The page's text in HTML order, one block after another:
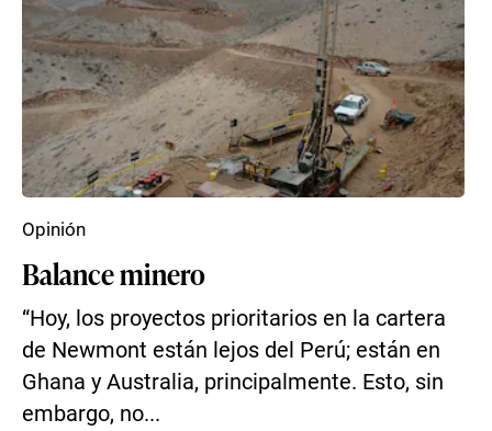
Balance minero
“Hoy, los proyectos prioritarios en la cartera
de Newmont están lejos del Perú; están en
Ghana y Australia, principalmente. Esto, sin
embargo, no...
Opinión